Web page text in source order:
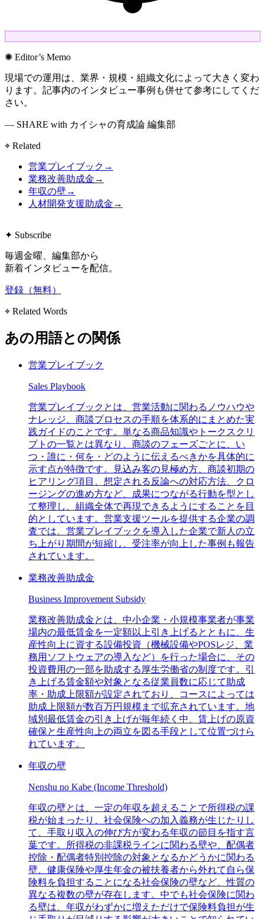
✺ Editor’s Memo
現場での運用は、業界・規模・組織文化によって大きく変わ
ります。記事内のインタビュー事例も併せて参考にしてくだ
さい。
— SHARE with カイシャの育成論 編集部
⌖ Related
営業プレイブック →
業務改善助成金 →
年収の壁→
人材開発支援助成金 →
✦ Subscribe
毎週金曜、編集部から
新着インタビューを配信。
登録（無料）
⌖ Related Words
あの用語との関係
営業プレイブック
Sales Playbook
営業プレイブックとは、営業活動に関わるノウハウや
ナレッジ、商談プロセスの手順を体系的にまとめた実
践ガイドのことです。単なる商品知識やトークスクリ
プトの一覧とは異なり、商談のフェーズごとに、い
つ・誰に・何を・どのように伝えるべきかを具体的に
示す点が特徴です。見込み客の見極め方、商談初期の
ヒアリング項目、想定される反論への対応方法、クロ
ージングの進め方など、成果につながる行動を型とし
て整理し、組織全体で再現できるようにすることを目
的としています。営業支援ツールを提供する企業の調
査では、営業プレイブックを導入した企業で新人の立
ち上がり期間が短縮し、受注率が向上した事例も報告
されています。
業務改善助成金
Business Improvement Subsidy
業務改善助成金とは、中小企業・小規模事業者が事業
場内の最低賃金を一定額以上引き上げるとともに、生
産性向上に資する設備投資（機械設備やPOSレジ、業
務用ソフトウェアの導入など）を行った場合に、その
投資費用の一部を助成する厚生労働省の制度です。引
き上げる賃金額や対象となる従業員数に応じて助成
率・助成上限額が設定されており、コースによっては
助成上限額が数百万円規模まで拡充されています。地
域別最低賃金の引き上げが毎年続く中、賃上げの原資
確保と生産性向上の両立を図る手段として位置づけら
れています。
年収の壁
Nenshu no Kabe (Income Threshold)
年収の壁とは、一定の年収を超えることで所得税の課
税が始まったり、社会保険への加入義務が生じたりし
て、手取り収入の伸び方が変わる年収の節目を指す言
葉です。所得税の非課税ラインに関わる壁や、配偶者
控除・配偶者特別控除の対象となるかどうかに関わる
壁、健康保険や厚生年金の被扶養者から外れて自ら保
険料を負担することになる社会保険の壁など、性質の
異なる複数の壁が存在します。中でも社会保険に関わ
る壁は、年収がわずかに増えただけで保険料負担が生